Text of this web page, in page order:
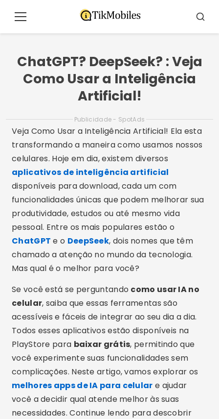
paraMenu
ChatGPT? DeepSeek? : Veja
Como Usar a Inteligência
Artificial!
Publicidade - SpotAds
Veja Como Usar a Inteligência Artificial! Ela esta
transformando a maneira como usamos nossos
celulares. Hoje em dia, existem diversos
aplicativos de inteligência artificial
disponíveis para download, cada um com
funcionalidades únicas que podem melhorar sua
produtividade, estudos ou até mesmo vida
pessoal. Entre os mais populares estão o
ChatGPT e o DeepSeek, dois nomes que têm
chamado a atenção no mundo da tecnologia.
Mas qual é o melhor para você?
Se você está se perguntando como usar IA no
celular, saiba que essas ferramentas são
acessíveis e fáceis de integrar ao seu dia a dia.
Todos esses aplicativos estão disponíveis na
PlayStore para baixar grátis, permitindo que
você experimente suas funcionalidades sem
complicações. Neste artigo, vamos explorar os
melhores apps de IA para celular e ajudar
você a decidir qual atende melhor às suas
necessidades. Continue lendo para descobrir